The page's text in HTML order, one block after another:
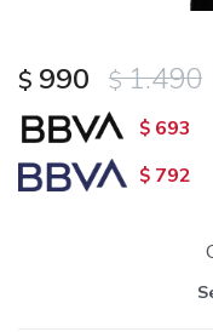
$ 990 $ 1.490
$ 693
$ 792